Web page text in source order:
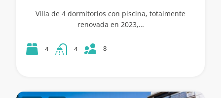
Villa de 4 dormitorios con piscina, totalmente
renovada en 2023,…
4 4 8